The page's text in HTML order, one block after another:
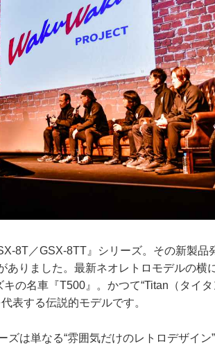
8T／GSX-8TT』シリーズ。その新製品
ありました。最新ネオレトロモデルの横
の名車『T500』。かつて“Titan（タイ
表する伝説的モデルです。
ズは単なる“雰囲気だけのレトロデザイン